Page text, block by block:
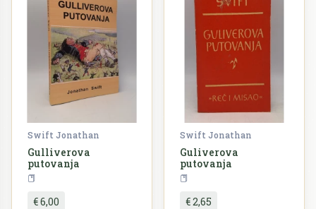
Swift Jonathan
Gulliverova
putovanja
€ 6,00
Swift Jonathan
Guliverova
putovanja
€ 2,65